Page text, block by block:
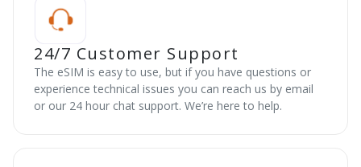
24/7 Customer Support
The eSIM is easy to use, but if you have questions or
experience technical issues you can reach us by email
or our 24 hour chat support. We’re here to help.